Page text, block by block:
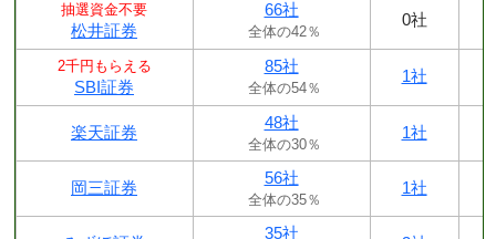
抽選資金不要
松井証券
66社
全体の42％
0社
2千円もらえる
SBI証券
85社
全体の54％
1社
楽天証券
48社
全体の30％
1社
岡三証券
56社
全体の35％
1社
35社